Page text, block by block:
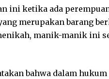
ini ketika ada
merupakan barang
manik-manik ini
bahwa dalam